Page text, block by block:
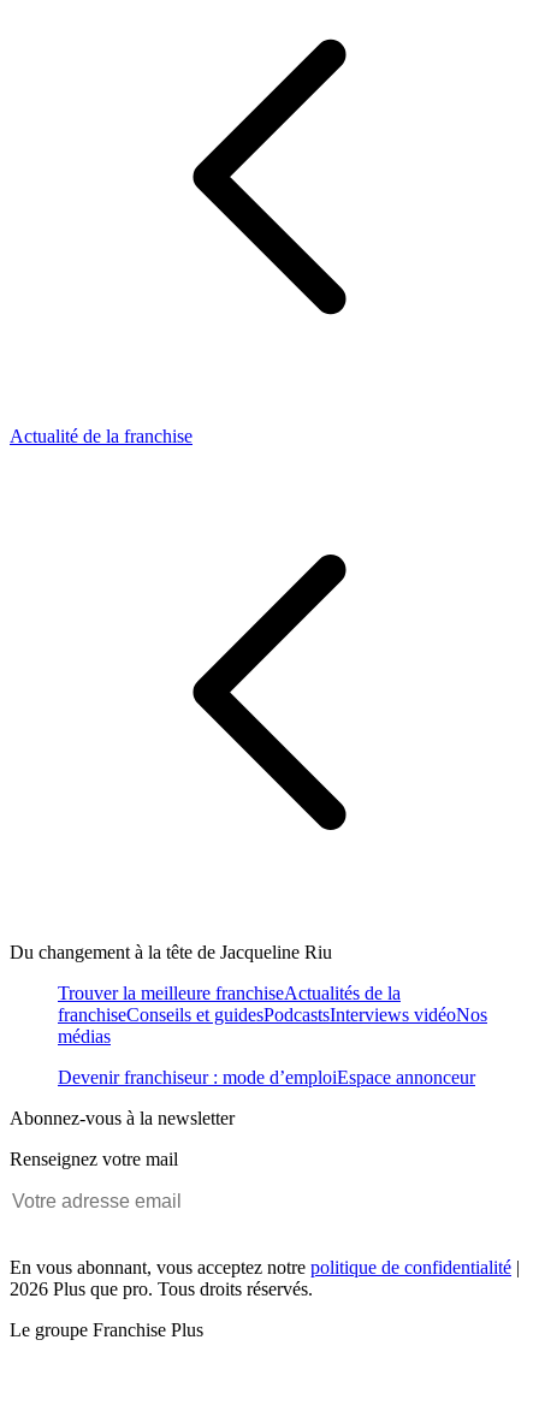
Actualité de la franchise
Du changement à la tête de Jacqueline Riu
Trouver la meilleure franchiseActualités de la
franchiseConseils et guidesPodcastsInterviews vidéoNos
médias
Devenir franchiseur : mode d’emploiEspace annonceur
Abonnez-vous à la newsletter
Renseignez votre mail
En vous abonnant, vous acceptez notre politique de confidentialité |
2026 Plus que pro. Tous droits réservés.
Le groupe Franchise Plus